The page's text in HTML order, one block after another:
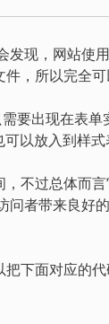
现，网站使
，所以完全可
要出现在表
以放入到样
不过总体而
者带来良好
下面对应的